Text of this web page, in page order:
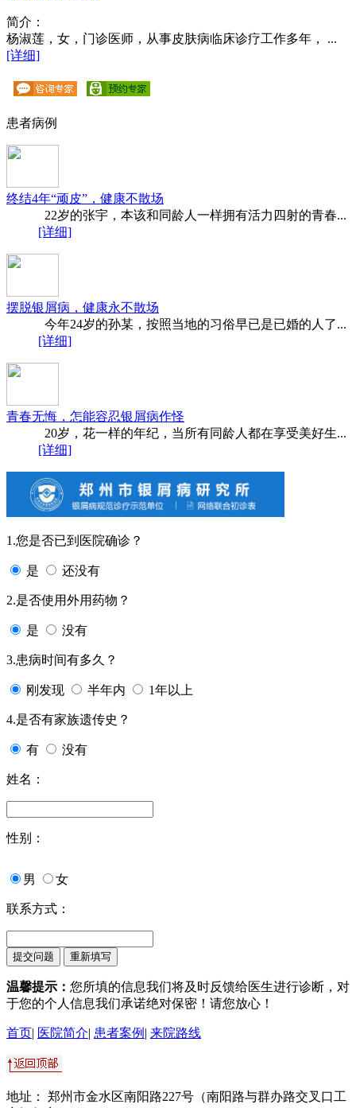
简介：
杨淑莲，女，门诊医师，从事皮肤病临床诊疗工作多年， ...
[详细]
患者病例
终结4年“顽皮”，健康不散场
22岁的张宇，本该和同龄人一样拥有活力四射的青春...
[详细]
摆脱银屑病，健康永不散场
今年24岁的孙某，按照当地的习俗早已是已婚的人了...
[详细]
青春无悔，怎能容忍银屑病作怪
20岁，花一样的年纪，当所有同龄人都在享受美好生...
[详细]
1.您是否已到医院确诊？
是 还没有
2.是否使用外用药物？
是 没有
3.患病时间有多久？
刚发现 半年内 1年以上
4.是否有家族遗传史？
有 没有
姓名：
性别：
男 女
联系方式：
温馨提示： 您所填的信息我们将及时反馈给医生进行诊断，对
于您的个人信息我们承诺绝对保密！请您放心！
首页| 医院简介| 患者案例 | 来院路线
地址： 郑州市金水区南阳路227号（南阳路与群办路交叉口工